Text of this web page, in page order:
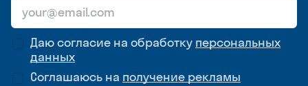
Даю согласие на обработку персональных
данных
Соглашаюсь на получение рекламы